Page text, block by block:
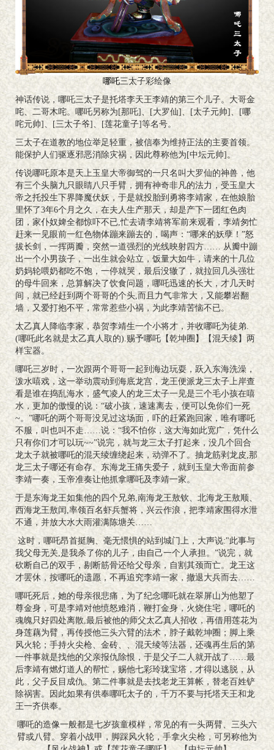
哪吒三太子彩绘像
神话传说，哪吒三太子是托塔李天王李靖的第三个儿子。大哥金
咤、二哥木咤。哪吒另称为[那吒]、[大罗仙]、[太子元帅]、[哪
咤元帅]、[三太子爷]、[莲花童子]等名号。
三太子在道教的地位举足轻重，被信奉为维持正法的主要首领。
能保护人们驱逐邪恶消除灾祸，因此尊称他为[中坛元帅]。
传说哪吒原本是天上玉皇大帝御驾的一只名叫大罗仙的神兽，他
有三个头脑九只眼睛八只手臂，拥有神奇非凡的法力，受玉皇大
帝之托投生下界降魔伏妖，于是就投胎到勇将李靖家，在他娘胎
里怀了3年6个月之久，在夫人生产那天，却是产下一团红色肉
团，家仆奴婢全都惊吓不已,忙去请李靖将军前来观看，李靖匆忙
赶来一见眼前一红色物体蹦来蹦去的，喝声：“哪来的妖孽！”怒
拔长剑，一挥两瓣，突然一道强烈的光线映射四方…… 从瓣中蹦
出一个小男孩子，一出生就会站立，饭量大如牛，请来的十几位
奶妈轮喂奶都吃不饱，一停就哭，最后没辙了，就拉回几头强壮
的母牛回来，总算解决了饮食问题，哪吒迅速的长大，才几天时
间，就已经赶到两个哥哥的个头,而且力气非常大，又能攀岩翻
墙，又爱打抱不平，常常惹些小祸，为此李靖苦恼不已。
太乙真人降临李家，恭贺李靖生一个小将才，并收哪吒为徒弟.
(哪吒此名就是太乙真人取的).赐予哪吒【乾坤圈】【混天绫】两
样宝器。
哪吒三岁时，一次跟两个哥哥一起到海边玩耍，跃入东海洗澡，
泼水嘻戏，这一举动震动到海底龙宫，龙王便派龙三太子上岸查
看是谁在捣乱海水，盛气凌人的龙三太子一见是三个毛小孩在嘻
水，更加的傲慢的说：“破小孩，速速离去，便可以免你们一死
~。”哪吒的两个哥哥没见过这场面，吓的赶紧跑回家，唯有哪吒
不服，叫也叫不走……说：“我不怕你，这大海如此宽广，凭什么
只有你们才可以玩~~”说完，就与龙三太子打起来，没几个回合
龙太子就被哪吒的混天绫缠绕起来，动弹不了。抽龙筋剥龙皮,那
龙三太子哪还有命存。东海龙王痛失爱子，就到玉皇大帝面前参
李靖一奏，玉帝准奏让他抓拿哪吒及李靖一家。
于是东海龙王如集他的四个兄弟,南海龙王敖钦、北海龙王敖顺、
西海龙王敖闰,率领百名虾兵蟹将，兴云作浪，把李靖家围得水泄
不通，并放大水大雨灌满陈塘关……
这时，哪吒昂首挺胸、毫无愄惧的站到城门上，大声说:"此事与
我父母无关,是我杀了你的儿子，由自己一个人承担。”说完，就
砍断自己的双手，剔断筋骨还给父母亲，自割其颈而亡。龙王这
才罢休，按哪吒的遗愿，不再追究李靖一家，撤退大兵而去……
哪吒死后，她的母亲很悲痛，为了纪念哪吒就在翠屏山为他塑了
尊金身，可是李靖对他愤怒难消，鞭打金身，火烧住宅，哪吒的
魂魄只好四处离散,最后被他的师父太乙真人招收，再借用莲花为
身莲藕为臂，再传授他三头六臂的法术，脖子戴乾坤圈；脚上乘
风火轮；手持火尖枪、金砖、、混天绫等法器，还魂再生后的第
一件事就是找他的父亲报仇除恨，于是父子二人就开战了……最
后李靖有燃灯道人的帮忙，赐他七彩玲珑宝塔，才得以逃脱，从
此，父子反目成仇。第二件事就是去找老龙王算帐，替老百姓铲
除祸害。因此如果有供奉哪吒太子的，千万不要与托塔天王和龙
王一齐供奉。
哪吒的造像一般都是七岁孩童模样，常见的有一头两臂、三头六
臂或八臂。穿着小战甲，脚踩风火轮，手拿火尖枪，可另称他为